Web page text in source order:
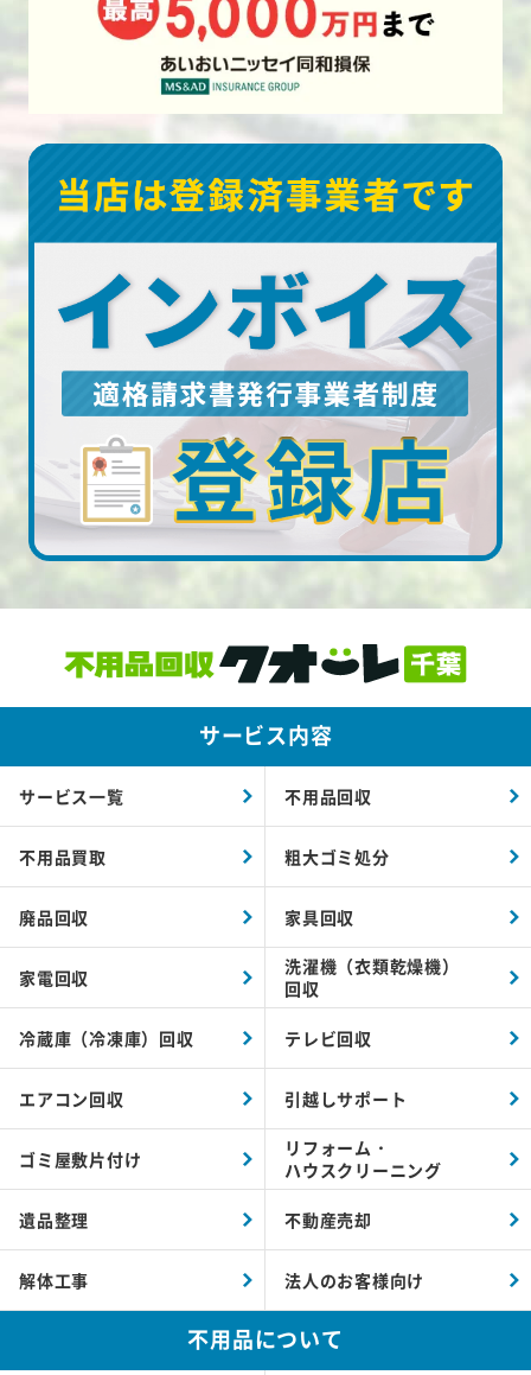
サービス内容
サービス一覧 不用品回収
不用品買取 粗大ゴミ処分
廃品回収 家具回収
家電回収
洗濯機（衣類乾燥機）
回収
冷蔵庫（冷凍庫）回収 テレビ回収
エアコン回収 引越しサポート
ゴミ屋敷片付け
リフォーム・
ハウスクリーニング
遺品整理 不動産売却
解体工事 法人のお客様向け
不用品について